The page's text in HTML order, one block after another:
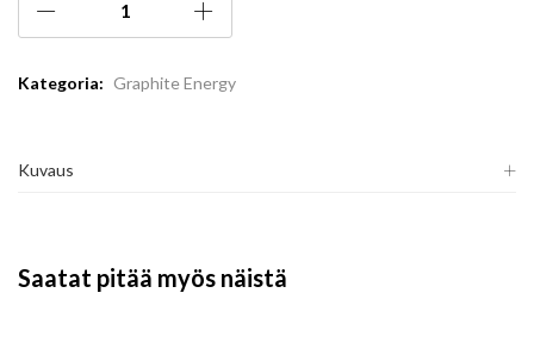
Kategoria: Graphite Energy
Kuvaus
Saatat pitää myös näistä